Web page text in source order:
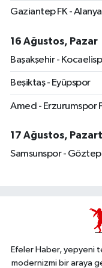
Gaziantep FK -
16 Ağustos, Pazar
Başakşehir -
Beşiktaş - Eyüpspor
Amed - Erzurumspor
17 Ağustos,
Samsunspor -
Efeler Haber, yepyeni
modernizmi bir araya